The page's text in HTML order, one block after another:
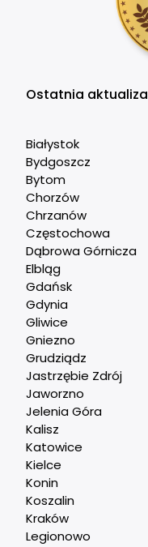
Ostatnia
Białystok
Bydgoszcz
Bytom
Chorzów
Chrzanów
Częstochowa
Dąbrowa Górnicza
Elbląg
Gdańsk
Gdynia
Gliwice
Gniezno
Grudziądz
Jastrzębie Zdrój
Jaworzno
Jelenia Góra
Kalisz
Katowice
Kielce
Konin
Koszalin
Kraków
Legionowo